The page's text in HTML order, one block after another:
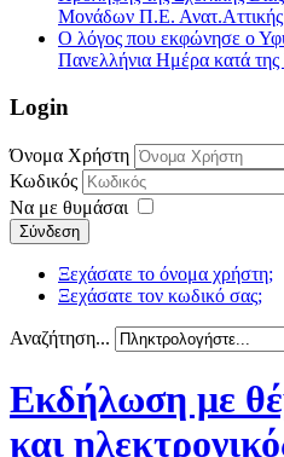
Μονάδων Π.Ε. Ανατ.Αττικής
Ο λόγος που εκφώνησε ο
Πανελλήνια Ημέρα κατά της
Login
Όνομα Χρήστη
Κωδικός
Να με θυμάσαι
Σύνδεση
Ξεχάσατε το όνομα χρήστη;
Ξεχάσατε τον κωδικό σας;
Αναζήτηση...
Εκδήλωση με
και